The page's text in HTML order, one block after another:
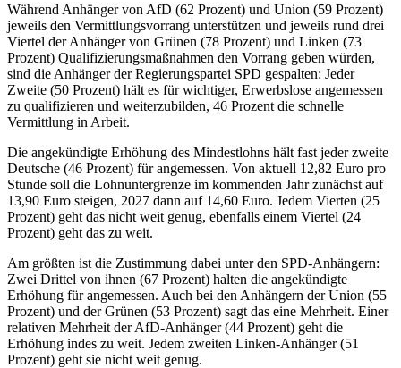
Während Anhänger von AfD (62 Prozent) und Union (59 Prozent)
jeweils den Vermittlungsvorrang unterstützen und jeweils rund drei
Viertel der Anhänger von Grünen (78 Prozent) und Linken (73
Prozent) Qualifizierungsmaßnahmen den Vorrang geben würden,
sind die Anhänger der Regierungspartei SPD gespalten: Jeder
Zweite (50 Prozent) hält es für wichtiger, Erwerbslose angemessen
zu qualifizieren und weiterzubilden, 46 Prozent die schnelle
Vermittlung in Arbeit.
Die angekündigte Erhöhung des Mindestlohns hält fast jeder zweite
Deutsche (46 Prozent) für angemessen. Von aktuell 12,82 Euro pro
Stunde soll die Lohnuntergrenze im kommenden Jahr zunächst auf
13,90 Euro steigen, 2027 dann auf 14,60 Euro. Jedem Vierten (25
Prozent) geht das nicht weit genug, ebenfalls einem Viertel (24
Prozent) geht das zu weit.
Am größten ist die Zustimmung dabei unter den SPD-Anhängern:
Zwei Drittel von ihnen (67 Prozent) halten die angekündigte
Erhöhung für angemessen. Auch bei den Anhängern der Union (55
Prozent) und der Grünen (53 Prozent) sagt das eine Mehrheit. Einer
relativen Mehrheit der AfD-Anhänger (44 Prozent) geht die
Erhöhung indes zu weit. Jedem zweiten Linken-Anhänger (51
Prozent) geht sie nicht weit genug.